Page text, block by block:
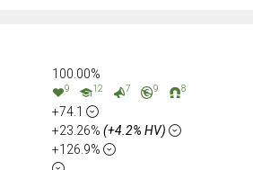
100.00%
9 12 7 9 8
+74.1
+23.26% (+4.2% HV)
+126.9%